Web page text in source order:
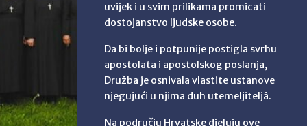
uvijek i u svim prilikama promicati
dostojanstvo ljudske osobe.
Da bi bolje i potpunije postigla svrhu
apostolata i apostolskog poslanja,
Družba je osnivala vlastite ustanove
njegujući u njima duh utemeljiteljâ.
Na području Hrvatske djeluju ove